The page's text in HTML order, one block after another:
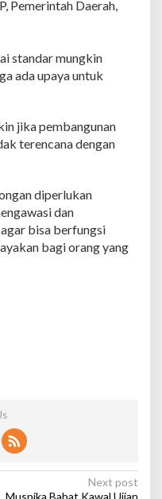
Pemerintah Daerah,
standar mungkin
ada upaya untuk
jika pembangunan
terencana dengan
diperlukan
dan
bisa berfungsi
bagi orang yang
Next post